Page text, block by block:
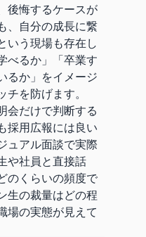
後悔するケースが
、自分の成長に繋
いう現場も存在し
べるか」「卒業す
るか」をイメージ
を防げます。
会だけで判断する
採用広報には良い
ュアル面談で実際
や社員と直接話
のくらいの頻度で
生の裁量はどの程
場の実態が見えて